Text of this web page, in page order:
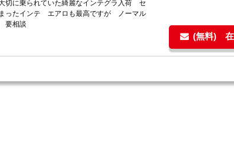
切に乗られていた綺麗なインテグラ入荷 セ
ったインテ エアロも最高ですが ノーマル
要相談
(無料) 在